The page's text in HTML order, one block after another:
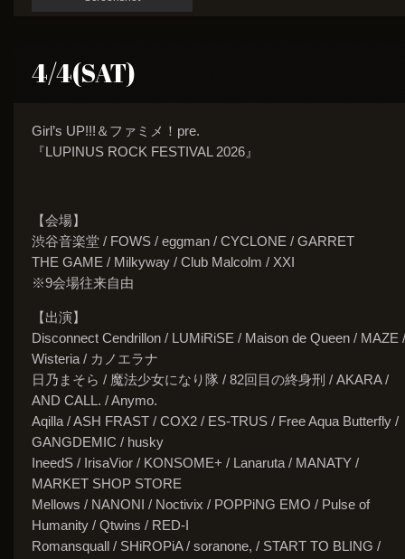
4/4(SAT)
Girl’s UP!!!＆ファミメ！pre.
『LUPINUS ROCK FESTIVAL 2026』
【会場】
渋谷音楽堂 / FOWS / eggman / CYCLONE / GARRET
THE GAME / Milkyway / Club Malcolm / XXI
※9会場往来自由
【出演】
Disconnect Cendrillon / LUMiRiSE / Maison de Queen / MAZE /
Wisteria / カノエラナ
日乃まそら / 魔法少女になり隊 / 82回目の終身刑 / AKARA /
AND CALL. / Anymo.
Aqilla / ASH FRAST / COX2 / ES-TRUS / Free Aqua Butterfly /
GANGDEMIC / husky
IneedS / IrisaVior / KONSOME+ / Lanaruta / MANATY /
MARKET SHOP STORE
Mellows / NANONI / Noctivix / POPPiNG EMO / Pulse of
Humanity / Qtwins / RED-I
Romansquall / SHiROPiA / soranone, / START TO BLING /